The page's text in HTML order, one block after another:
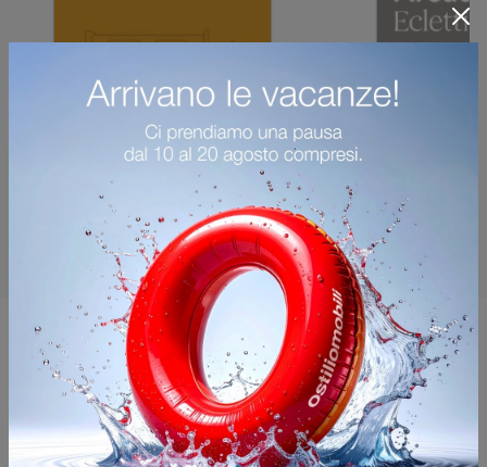
Potrebbero piacerti anche